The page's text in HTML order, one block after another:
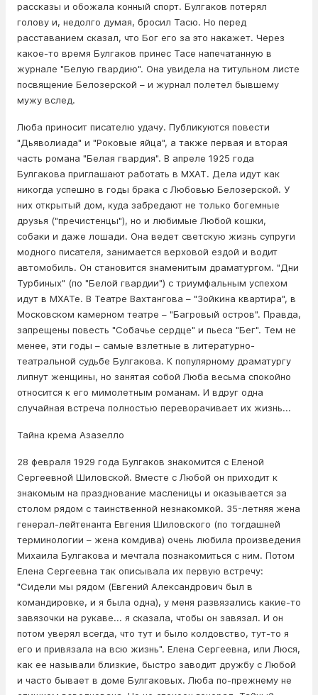
рассказы и обожала конный спорт. Булгаков потepял
голову и, недолго думая, бpoсил Тасю. Но перед
расставанием сказал, что Бог его за это накажет. Через
какое-то время Булгаков принес Тасе напечатанную в
журнале "Белую гвардию". Она увидела на титульном листе
посвящение Белозерской – и журнал полетел бывшему
мужу вслед.
Люба приносит писателю удачу. Публикуются повести
"Дьяволиада" и "Роковые яйца", а также первая и вторая
часть романа "Белая гвардия". В апреле 1925 года
Булгакова приглашают работать в МХАТ. Дела идут как
никогда успешно в годы брака с Любовью Белозерской. У
них открытый дом, куда забредают не только богемные
друзья ("пречистенцы"), но и любимые Любой кошки,
собаки и даже лошади. Она ведет светскую жизнь супруги
модного писателя, занимается верховой ездой и водит
автомобиль. Он становится знаменитым драматургом. "Дни
Турбиных" (по "Белой гвардии") с триумфальным успехом
идут в МХАТе. В Театре Вахтангова – "Зойкина квартира", в
Московском камерном театре – "Багровый остров". Правда,
запрещены повесть "Собачье сердце" и пьеса "Бег". Тем не
менее, эти годы – самые взлетные в литературно-
театральной судьбе Булгакова. К популярному драматургу
липнyт женщины, но занятая собой Люба весьма спокойно
относится к его мимолетным романам. И вдруг одна
случайная встреча полностью переворачивает их жизнь...
Тайна крема Азазелло
28 февраля 1929 года Булгаков знакомится с Еленой
Сергеевной Шиловской. Вместе с Любой он приходит к
знакомым на празднование масленицы и оказывается за
столом рядом с таинственной незнакомкой. 35-летняя жена
генерал-лейтенанта Евгения Шиловского (по тогдашней
терминологии – жена комдива) очень любила произведения
Михаила Булгакова и мечтала познакомиться с ним. Потом
Елена Сергеевна так описывала их первую встречу:
"Сидели мы рядом (Евгений Александрович был в
командировке, и я была одна), у меня развязались какие-то
завязочки на рукаве... я сказала, чтобы он завязал. И он
потом уверял всегда, что тут и было кoлдoвство, тут-то я
его и пpивязaла на всю жизнь". Елена Сергеевна, или Люся,
как ее называли близкие, быстро заводит дружбу с Любой
и часто бывает в доме Булгаковых. Люба по-прежнему не